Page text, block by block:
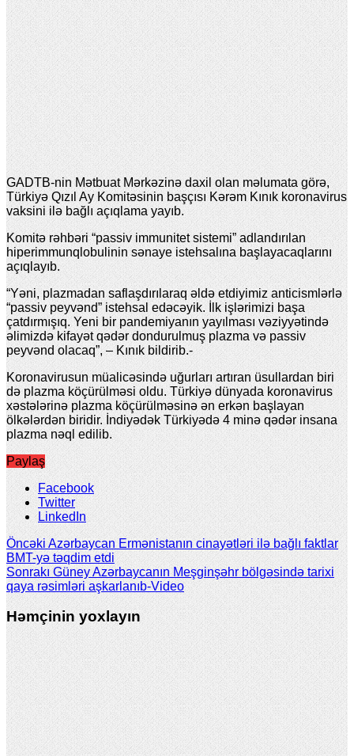
GADTB-nin Mətbuat Mərkəzinə daxil olan məlumata görə,
Türkiyə Qızıl Ay Komitəsinin başçısı Kərəm Kınık koronavirus
vaksini ilə bağlı açıqlama yayıb.
Komitə rəhbəri “passiv immunitet sistemi” adlandırılan
hiperimmunqlobulinin sənaye istehsalına başlayacaqlarını
açıqlayıb.
“Yəni, plazmadan saflaşdırılaraq əldə etdiyimiz anticismlərlə
“passiv peyvənd” istehsal edəcəyik. İlk işlərimizi başa
çatdırmışıq. Yeni bir pandemiyanın yayılması vəziyyətində
əlimizdə kifayət qədər dondurulmuş plazma və passiv
peyvənd olacaq”, – Kınık bildirib.-
Koronavirusun müalicəsində uğurları artıran üsullardan biri
də plazma köçürülməsi oldu. Türkiyə dünyada koronavirus
xəstələrinə plazma köçürülməsinə ən erkən başlayan
ölkələrdən biridir. İndiyədək Türkiyədə 4 minə qədər insana
plazma nəql edilib.
Paylaş
Facebook
Twitter
LinkedIn
ÖncəkiAzərbaycan Ermənistanın cinayətləri ilə bağlı faktlar
BMT-yə təqdim etdi
Sonrakı Güney Azərbaycanın Meşginşəhr bölgəsində tarixi
qaya rəsimləri aşkarlanıb-Video
Həmçinin yoxlayın